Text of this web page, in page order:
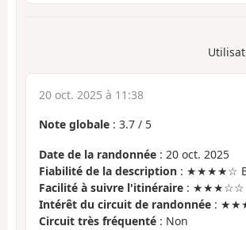
20 oct. 2025 à 11:38
Note globale : 3.7 / 5
Date de la randonnée : 20 oct. 2025
Fiabilité de la description : ★★★★☆
Facilité à suivre l'itinéraire : ★★★☆☆
Intérêt du circuit de randonnée :
Circuit très fréquenté : Non